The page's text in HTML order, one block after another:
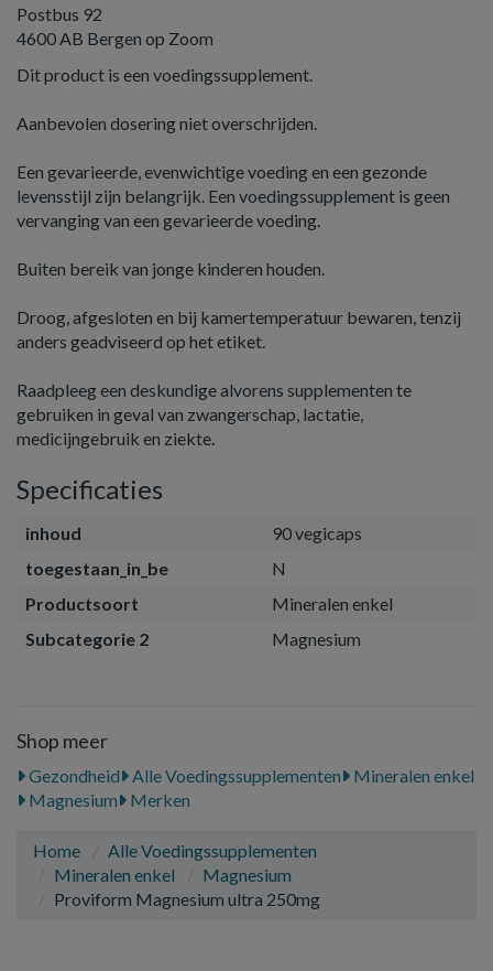
Postbus 92
4600 AB Bergen op Zoom
Dit product is een voedingssupplement.
Aanbevolen dosering niet overschrijden.
Een gevarieerde, evenwichtige voeding en een gezonde
levensstijl zijn belangrijk. Een voedingssupplement is geen
vervanging van een gevarieerde voeding.
Buiten bereik van jonge kinderen houden.
Droog, afgesloten en bij kamertemperatuur bewaren, tenzij
anders geadviseerd op het etiket.
Raadpleeg een deskundige alvorens supplementen te
gebruiken in geval van zwangerschap, lactatie,
medicijngebruik en ziekte.
Specificaties
inhoud
90 vegicaps
toegestaan_in_be
N
Productsoort
Mineralen enkel
Subcategorie 2
Magnesium
Shop meer
Gezondheid Alle Voedingssupplementen
Mineralen enkel
Magnesium
Merken
Home
Alle Voedingssupplementen
Mineralen enkel
Magnesium
Proviform Magnesium ultra 250mg